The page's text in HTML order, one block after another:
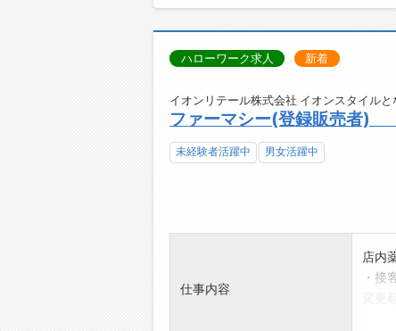
ハローワーク求人 新着
イオンリテール株式会社 イオンスタイル
ファーマシー(登録販売者
未経験者活躍中 男女活躍中
仕事内容
店内
・接
※面